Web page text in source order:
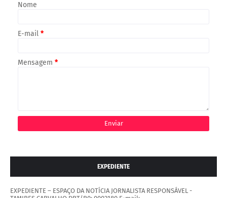
Nome
E-mail *
Mensagem *
EXPEDIENTE
EXPEDIENTE – ESPAÇO DA NOTÍCIA JORNALISTA RESPONSÁVEL -